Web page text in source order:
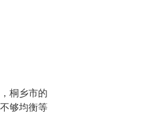
桐乡市的
够均衡等